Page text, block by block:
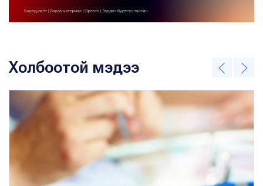
Холбоотой мэдээ